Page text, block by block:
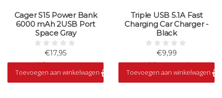
Cager S15 Power Bank
6000 mAh 2USB Port
Space Gray
€17,95
Op voorraad
Toevoegen aan winkelwagen
Triple USB 5.1A Fast
Charging Car Charger -
Black
€9,99
Op voorraad
Toevoegen aan winkelwagen